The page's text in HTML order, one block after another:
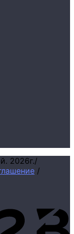
2026г./
/